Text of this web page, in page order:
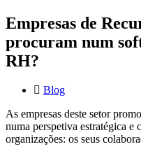
Empresas de
procuram num
RH?
Blog
As empresas deste setor
numa perspetiva estratégica e
organizações: os seus